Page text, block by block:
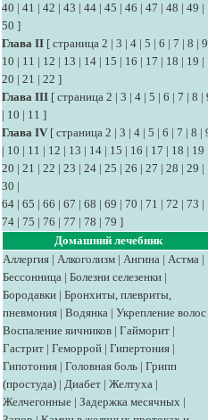
40 | 41 | 42 | 43 | 44 | 45 | 46 | 47 | 48 | 49 |
50 ]
Глава II [ страница 2 | 3 | 4 | 5 | 6 | 7 | 8 | 9
10 | 11 | 12 | 13 | 14 | 15 | 16 | 17 | 18 | 19 |
20 | 21 | 22 ]
Глава III [ страница 2 | 3 | 4 | 5 | 6 | 7 | 8 |
| 10 | 11 ]
Глава IV [ страница 2 | 3 | 4 | 5 | 6 | 7 | 8 |
| 10 | 11 | 12 | 13 | 14 | 15 | 16 | 17 | 18 | 19
20 | 21 | 22 | 23 | 24 | 25 | 26 | 27 | 28 | 29 |
30 |
64 | 65 | 66 | 67 | 68 | 69 | 70 | 71 | 72 | 73 |
74 | 75 | 76 | 77 | 78 | 79 ]
Домашний лечебник
Аллергия | Алкоголизм | Ангина | Астма |
Бессонница | Болезни селезенки |
Бородавки | Бронхиты, плевриты,
пневмония | Водянка | Укрепление волос
Воспаление яичников | Гайморит |
Гастрит | Геморрой | Гипертония |
Гипотония | Головная боль | Грипп
(простуда) | Диабет | Желтуха |
Желчегонные | Задержка месячных |